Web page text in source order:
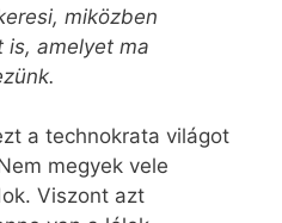
miközben
is, amelyet ma
a technokrata világot
megyek vele
Viszont azt